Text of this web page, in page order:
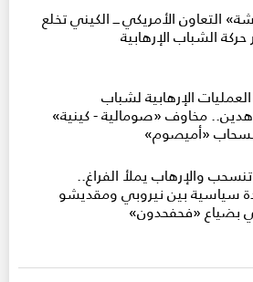
التعاون الأمريكي ـــ الكيني تخلع
حركة الشباب الإرهابية
العمليات الإرهابية لشباب
مخاوف «صومالية - كينية»
«أميصوم»
تنسحب والإرهاب يملأ الفراغ..
سياسية بين نيروبي ومقديشو
بضياع «فحفحدون»